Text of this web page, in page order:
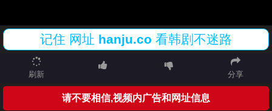
记住 网址 hanju.co 看韩剧不迷路
刷新 分享
请不要相信,视频内广告和网址信息